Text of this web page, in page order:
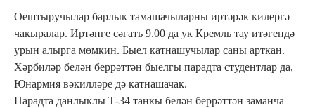
Оештыручылар барлык тамашачыларны иртәрәк килергә
чакыралар. Иртәнге сәгать 9.00 да ук Кремль тау итәгендә
урын алырга мөмкин. Быел катнашучылар саны арткан.
Хәрбиләр белән беррәттән быелгы парадта студентлар да,
Юнармия вәкилләре дә катнашачак.
Парадта данлыклы Т-34 танкы белән беррәттән заманча